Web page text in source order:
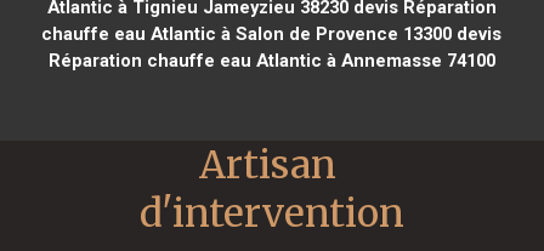
Atlantic à Tignieu Jameyzieu 38230devis Réparation
chauffe eau Atlantic à Salon de Provence 13300 devis
Réparation chauffe eau Atlantic à Annemasse 74100
Artisan
d'intervention